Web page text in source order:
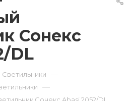
Сонекс
DL
Светильники —
—